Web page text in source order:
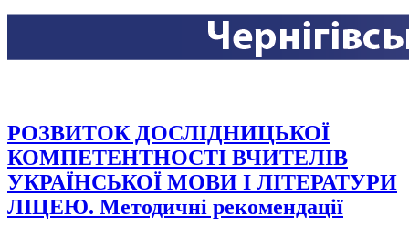
РОЗВИТОК ДОСЛІДНИЦЬКОЇ
КОМПЕТЕНТНОСТІ ВЧИТЕЛІВ
УКРАЇНСЬКОЇ МОВИ І ЛІТЕРАТУРИ
ЛІЦЕЮ. Методичні рекомендації